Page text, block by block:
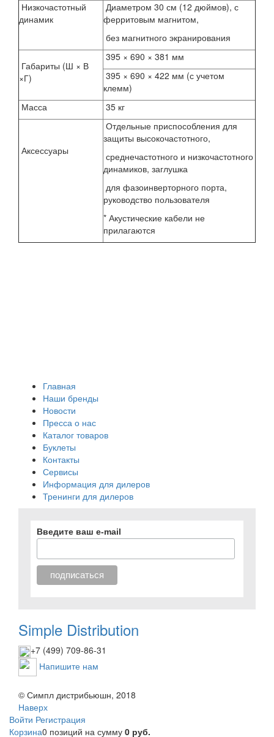
Низкочастотный
динамик
Диаметром 30 см (12 дюймов), с
ферритовым магнитом,
без магнитного экранирования
Габариты (Ш × В
×Г)
395 × 690 × 381 мм
395 × 690 × 422 мм (с учетом
клемм)
Масса
35 кг
Аксессуары
Отдельные приспособления для
защиты высокочастотного,
среднечастотного и низкочастотного
динамиков, заглушка
для фазоинверторного порта,
руководство пользователя
* Акустические кабели не
прилагаются
Главная
Наши бренды
Новости
Пресса о нас
Каталог товаров
Буклеты
Контакты
Сервисы
Информация для дилеров
Тренинги для дилеров
Введите ваш e-mail
Simple Distribution
+7 (499) 709-86-31
Напишите нам
© Симпл дистрибьюшн, 2018
Наверх
Войти Регистрация
Корзина0 позиций на сумму 0 руб.